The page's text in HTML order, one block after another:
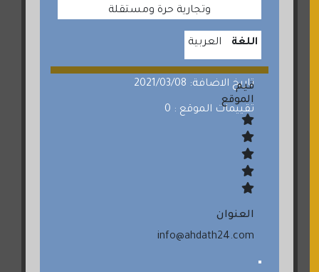
وتجارية حرة ومستقلة
اللغة العربية
تاريخ الاضافة: 2021/03/08
تقييمات الموقع : 0
قيم
الموقع
العنوان
info@ahdath24.com